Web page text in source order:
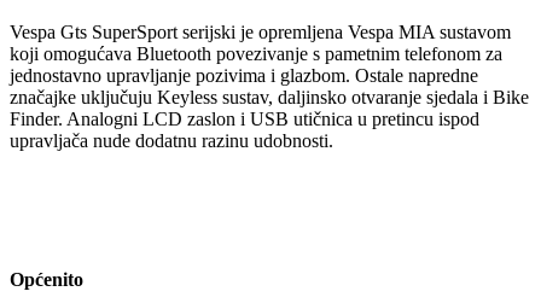
Vespa Gts SuperSport serijski je opremljena Vespa MIA sustavom
koji omogućava Bluetooth povezivanje s pametnim telefonom za
jednostavno upravljanje pozivima i glazbom. Ostale napredne
značajke uključuju Keyless sustav, daljinsko otvaranje sjedala i Bike
Finder. Analogni LCD zaslon i USB utičnica u pretincu ispod
upravljača nude dodatnu razinu udobnosti.
Općenito